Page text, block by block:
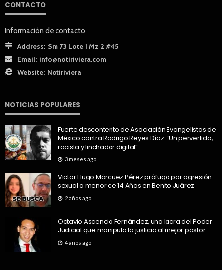
CONTACTO
Información de contacto
Address: Sm 73 Lote 1 Mz 2 #45
Email: info@notiriviera.com
Website: Notiriviera
NOTICIAS POPULARES
Fuerte descontento de Asociación Evangelistas de
México contra Rodrigo Reyes Díaz: “Un pervertido,
racista y linchador digital”
3 meses ago
Victor Hugo Márquez Pérez prófugo por agresión
sexual a menor de 14 Años en Benito Juárez
2 años ago
Octavio Ascencio Fernández, una lacra del Poder
Judicial que manipula la justicia al mejor postor
4 años ago